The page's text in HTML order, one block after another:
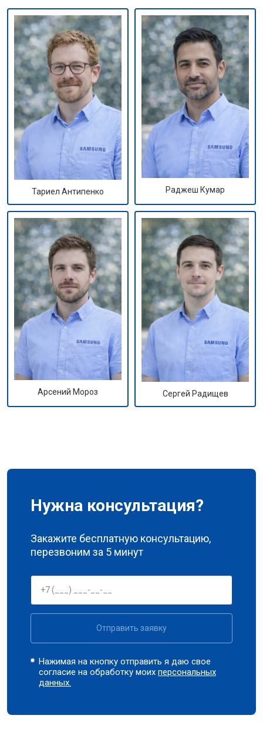
Тариел Антипенко Раджеш Кумар
Арсений Мороз Сергей Радищев
Нужна консультация?
Закажите бесплатную консультацию,
перезвоним за 5 минут
Отправить заявку
Нажимая на кнопку отправить я даю свое
согласие на обработку моихперсональных
данных.